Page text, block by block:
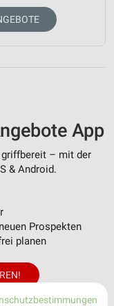
App
– mit der
& Android.
Prospekten
planen